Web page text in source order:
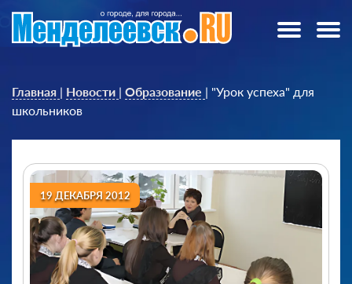
Главная | Новости | Образование | "Урок успеха" для
школьников
19 ДЕКАБРЯ 2012